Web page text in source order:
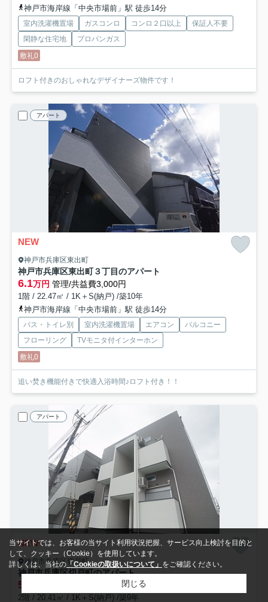
神戸市海岸線「中央市場前」駅 徒歩14分
室内洗濯機置場 ガスコンロ コンロ２口以上
保証人不要
閑静な住宅地
プロパンガス
敷礼0
ロフト付きのおしゃれなデザイナーズ物件です！
アパート
NEW
神戸市兵庫区東出町
神戸市兵庫区東出町３丁目のアパート
6.1万円 管理/共益費3,000円
1階 / 22.47㎡ / 1K＋S(納戸) /築10年
神戸市海岸線「中央市場前」駅 徒歩14分
バス・トイレ別 室内洗濯機置場 エアコン
バルコニー
フローリング
TVモニタ付インターホン
敷礼0
追い焚き機能付きで快適入浴時間♪ロフト付き！！
アパート
NEW
神戸市兵庫区切戸町
神戸市兵庫区切戸町のアパート
5.4 管理/共益費3,000円
2階 / 20.41㎡ / 1K＋S(納戸) /築9年
当サイトでは、お客様の当サイト利用状況把握、サービス向上検討を目的と
して、クッキー（Cookie）を使用しています。
詳しくは、当社の 「Cookieの取扱いについて」 をご確認ください。
閉じる